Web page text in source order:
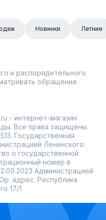
Новинки Летние
и распорядительного
обращения
- интернет-магазин
Все права защищены.
Государственная
Ленинского
о государственной
номер в
Администрацией
адрес: Республика
17/1.